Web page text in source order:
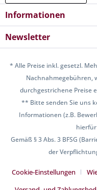
Informationen
Newsletter
* Alle Preise inkl. gesetzl.
Nachnahmegebühren,
durchgestrichene Preise
** Bitte senden Sie uns
Informationen (z.B.
Gemäß § 3 Abs. 3 BFSG
der
Cookie-Einstellungen